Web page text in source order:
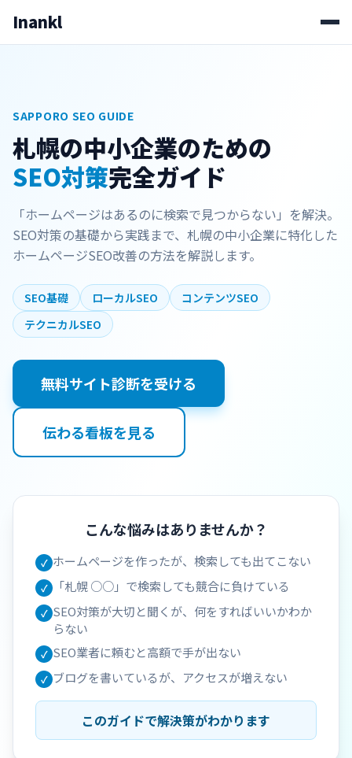
Inankl
SAPPORO SEO GUIDE
札幌の中小企業のための
SEO対策完全ガイド
「ホームページはあるのに検索で見つからない」を解決。
SEO対策の基礎から実践まで、札幌の中小企業に特化した
ホームページSEO改善の方法を解説します。
SEO基礎 ローカルSEO
コンテンツSEO
テクニカルSEO
無料サイト診断を受ける
伝わる看板を見る
こんな悩みはありませんか？
✓ ホームページを作ったが、検索しても出てこない
✓ 「札幌 ○○」で検索しても競合に負けている
✓ SEO対策が大切と聞くが、何をすればいいかわか
らない
✓ SEO業者に頼むと高額で手が出ない
✓ ブログを書いているが、アクセスが増えない
このガイドで解決策がわかります